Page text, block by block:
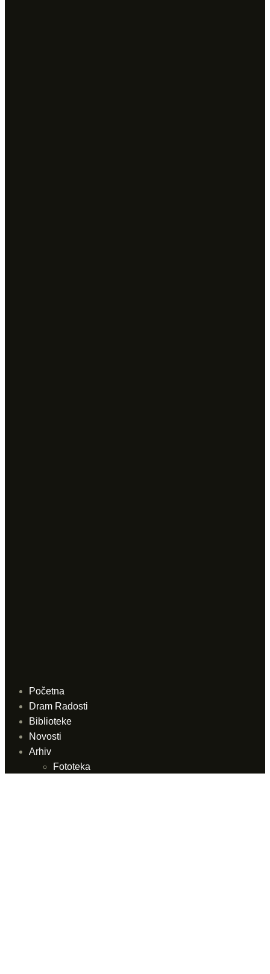
Početna
Dram Radosti
Biblioteke
Novosti
Arhiv
Fototeka